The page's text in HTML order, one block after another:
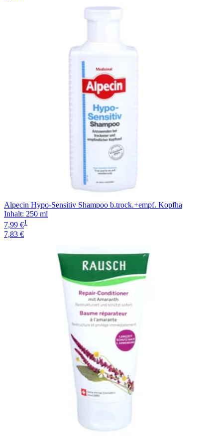
Alpecin Hypo-Sensitiv Shampoo b.trock.+empf. Kopfha
Inhalt: 250 ml
7,99 €1
7,83 €